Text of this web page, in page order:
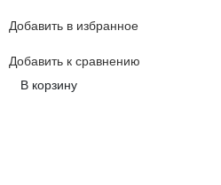
Добавить в избранное
Добавить к сравнению
В корзину